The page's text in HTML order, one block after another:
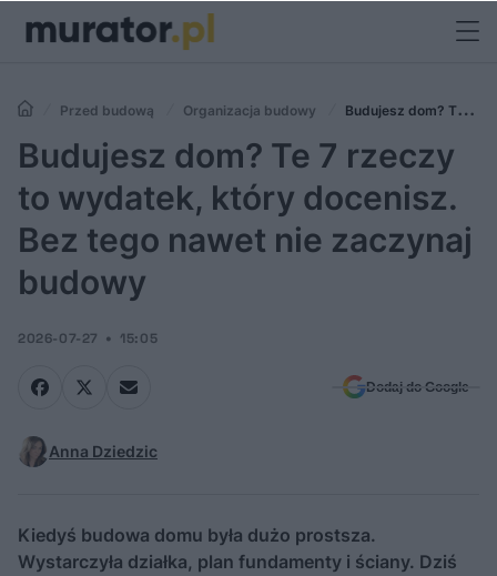
Przed budową Organizacja budowy
Budujesz dom? Te 7
rzeczy to wydatek, który docenisz. Bez tego nawet nie zaczynaj
budowy
Budujesz dom? Te 7 rzeczy
to wydatek, który docenisz.
Bez tego nawet nie zaczynaj
budowy
2026-07-27 15:05
Dodaj do Google
Anna Dziedzic
Kiedyś budowa domu była dużo prostsza.
Wystarczyła działka, plan fundamenty i ściany. Dziś